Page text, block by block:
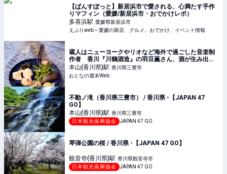
【ぱんすぽっと】新居浜市で愛される、心満たす手作
りマフィン（愛媛/新居浜市・おでかけレポ）
多喜浜駅 愛媛県新居浜市
えぷりweb～愛媛の新店、グルメ、おでかけ、イベント情報
蔵人はニューヨークやリオなど海外で過ごした音楽制
作者 香川『川鶴酒造』の羽豆薫さん、酒が生み出す
リズムに乗る - おとなの週末Web
本山(香川県)駅 香川県三豊市
おとなの週末Web
不動ノ滝（香川県三豊市） / 香川県 -【JAPAN 47
GO】
本山(香川県)駅 香川県三豊市
日本観光振興協会
JAPAN 47 GO
琴弾公園の桜 / 香川県 -【JAPAN 47 GO】
観音寺(香川県)駅 香川県観音寺市
日本観光振興協会
JAPAN 47 GO